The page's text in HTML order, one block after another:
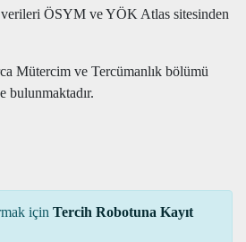
ÖSYM ve YÖK Atlas sitesinden
Mütercim ve Tercümanlık bölümü
bulunmaktadır.
için Tercih Robotuna Kayıt